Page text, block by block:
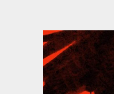
39 293